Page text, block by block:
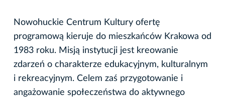
Nowohuckie Centrum Kultury ofertę
programową kieruje do mieszkańców Krakowa od
1983 roku. Misją instytucji jest kreowanie
zdarzeń o charakterze edukacyjnym, kulturalnym
i rekreacyjnym. Celem zaś przygotowanie i
angażowanie społeczeństwa do aktywnego